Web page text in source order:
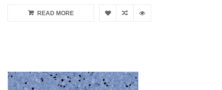
READ MORE